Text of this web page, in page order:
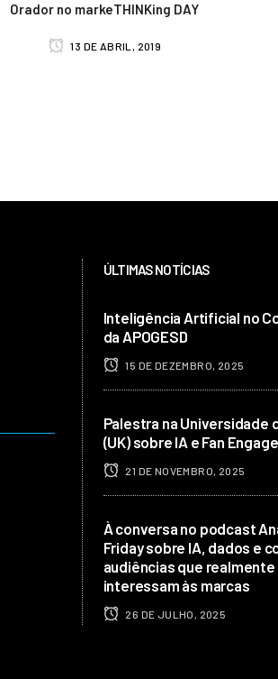
Orador no markeTHINKing DAY
13 DE ABRIL, 2019
ÚLTIMAS NOTÍCIAS
Inteligência Artificial no
da APOGESD
15 DE DEZEMBRO, 2025
Palestra na Universidade
(UK) sobre IA e Fan
21 DE NOVEMBRO, 2025
À conversa no podcast
Friday sobre IA, dados e
audiências que realmente
interessam às marcas
26 DE JULHO, 2025